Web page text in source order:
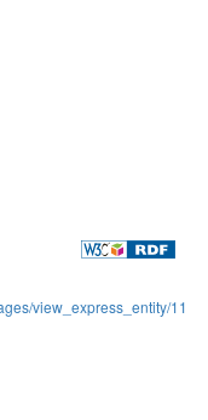
view_express_entity/11